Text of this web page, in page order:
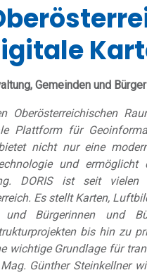
Gemeinden und Bürger
Plattform für
nicht nur eine
und
DORIS ist seit
Es stellt Karten,
und Bürgerinnen und
bis hin zu
wichtige Grundlage für
Günther Steinkellner